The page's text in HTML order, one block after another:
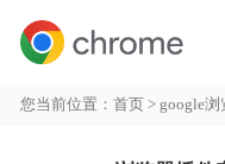
您当前位置：首页 > google